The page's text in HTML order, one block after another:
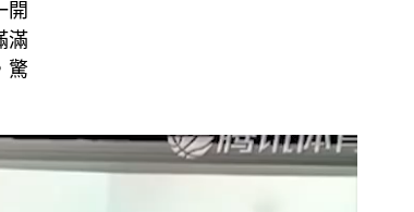
開
滿
驚